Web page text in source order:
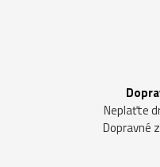
Neplaťte
Dopravné